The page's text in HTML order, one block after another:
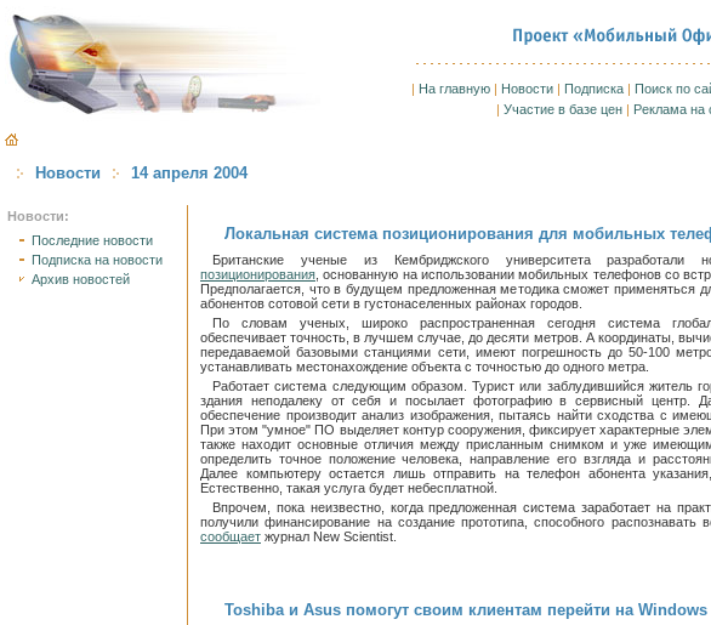
| На главную | Новости | Подписка | Поиск по
| Участие в базе цен | Реклама на
Новости 14 апреля 2004
Новости:
Последние новости
Подписка на новости
Архив новостей
Локальная система позиционирования для мобильных
Британские ученые из Кембриджского университета
позиционирования , основанную на использовании мобильных телефонов со
Предполагается, что в будущем предложенная методика сможет применяться
абонентов сотовой сети в густонаселенных районах городов.
По словам ученых, широко распространенная сегодня система
обеспечивает точность, в лучшем случае, до десяти метров. А координаты,
передаваемой базовыми станциями сети, имеют погрешность до 50-100
устанавливать местонахождение объекта с точностью до одного метра.
Работает система следующим образом. Турист или заблудившийся житель
здания неподалеку от себя и посылает фотографию в сервисный центр.
обеспечение производит анализ изображения, пытаясь найти сходства с
При этом "умное" ПО выделяет контур сооружения, фиксирует характерные
также находит основные отличия между присланным снимком и уже
определить точное положение человека, направление его взгляда и
Далее компьютеру остается лишь отправить на телефон абонента
Естественно, такая услуга будет небесплатной.
Впрочем, пока неизвестно, когда предложенная система заработает на
получили финансирование на создание прототипа, способного распознавать
сообщает журнал New Scientist.
Toshiba и Asus помогут своим клиентам перейти на